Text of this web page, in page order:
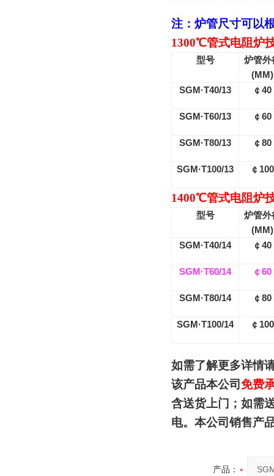
注：炉管尺寸可以
1300℃管式电阻炉
型号
炉管外
(MM)
SGM·T40/13
￠ 40
SGM·T60/13 ￠ 60
SGM·T80/13 ￠ 80
SGM·T100/13 ￠ 100
1400℃管式电阻炉
型号
炉管外
(MM)
SGM·T40/14
￠ 40
SGM·T60/14 ￠ 60
SGM·T80/14 ￠ 80
SGM·T100/14 ￠ 100
如需了解更多详情
该产品本公司免费
含送货上门；如需
电。本公司销售产
产品：